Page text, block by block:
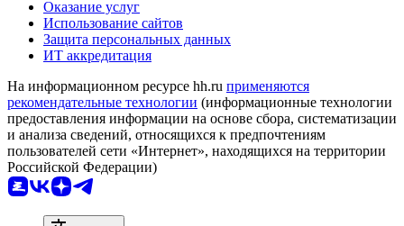
Оказание услуг
Использование сайтов
Защита персональных данных
ИТ аккредитация
На информационном ресурсе hh.ru применяются
рекомендательные технологии (информационные технологии
предоставления информации на основе сбора, систематизации
и анализа сведений, относящихся к предпочтениям
пользователей сети «Интернет», находящихся на территории
Российской Федерации)